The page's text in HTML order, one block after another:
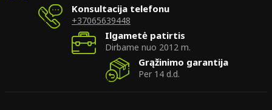
Konsultacija telefonu
+37065639448
Ilgametė patirtis
Dirbame nuo 2012 m.
Grąžinimo garantija
Per 14 d.d.